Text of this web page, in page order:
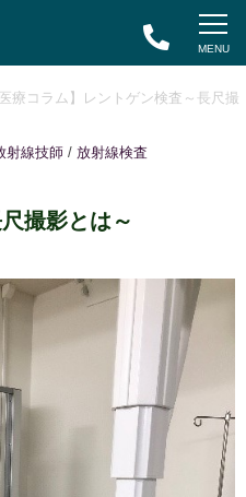
療コラム】レントゲン検査～長尺撮
射線技師 / 放射線検査
撮影とは～